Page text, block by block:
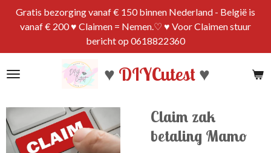
Ga
direct
de
hoofdinhoud
♥ DIYCutest♥
Gratis bezorging vanaf € 150 binnen Nederland - België is
vanaf € 200 ♥ Claimen = Nemen.♡ ♥ Voor Claimen stuur
bericht op 0618822360
Claim zak
betaling Mamo